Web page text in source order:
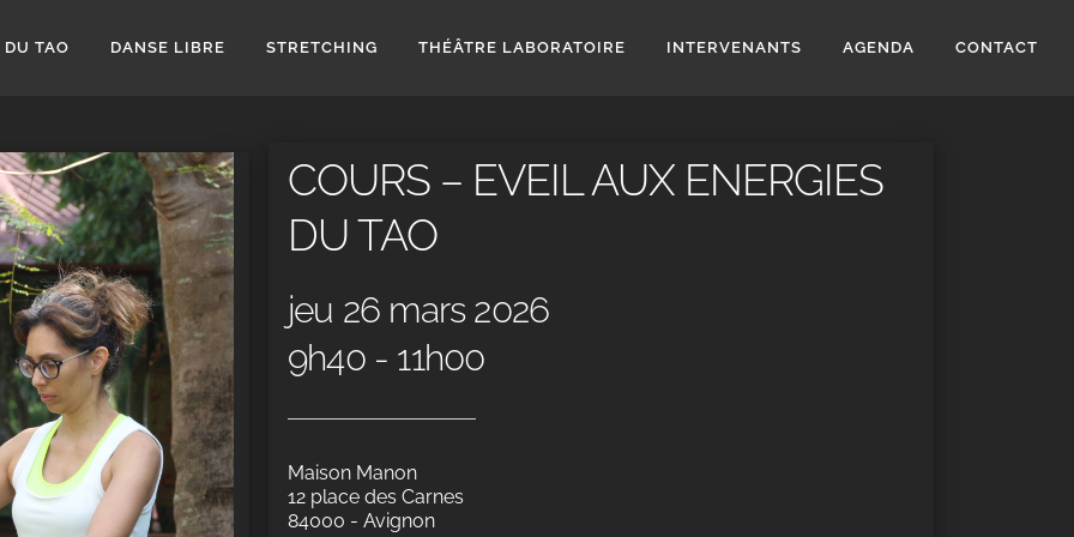
DU TAO DANSE LIBRE STRETCHING THÉÂTRE LABORATOIRE INTERVENANTS AGENDA CONTACT
COURS – EVEIL AUX ENERGIES
DU TAO
jeu 26 mars 2026
9h40 - 11h00
Maison Manon
12 place des Carnes
84000 - Avignon